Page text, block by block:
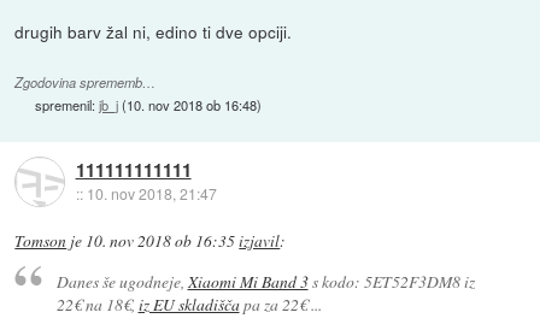
drugih barv žal ni, edino ti dve opciji.
Zgodovina sprememb…
spremenil:jb_j(10. nov 2018 ob 16:48)
111111111111
:: 10. nov 2018, 21:47
Tomson je 10. nov 2018 ob 16:35izjavil:
Danes še ugodneje,Xiaomi Mi Band 3s kodo: 5ET52F3DM8 iz
22€ na 18€, iz EU skladiščapa za 22€ ...